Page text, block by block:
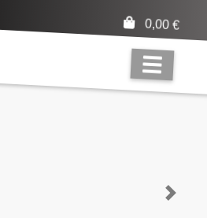
0,00€
Next